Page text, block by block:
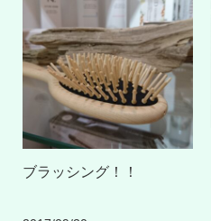
ブラッシング！！